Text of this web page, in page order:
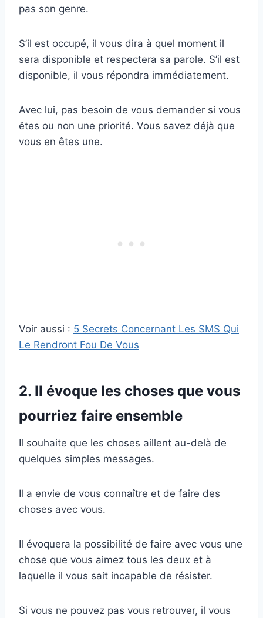
pas son genre.
S’il est occupé, il vous dira à quel moment il
sera disponible et respectera sa parole. S’il est
disponible, il vous répondra immédiatement.
Avec lui, pas besoin de vous demander si vous
êtes ou non une priorité. Vous savez déjà que
vous en êtes une.
Voir aussi : 5 Secrets Concernant Les SMS Qui
Le Rendront Fou De Vous
2. Il évoque les choses que vous
pourriez faire ensemble
Il souhaite que les choses aillent au-delà de
quelques simples messages.
Il a envie de vous connaître et de faire des
choses avec vous.
Il évoquera la possibilité de faire avec vous une
chose que vous aimez tous les deux et à
laquelle il vous sait incapable de résister.
Si vous ne pouvez pas vous retrouver, il vous